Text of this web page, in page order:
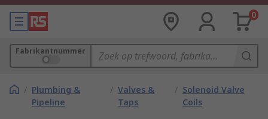
0
Fabrikantnummer
/ Plumbing &
Pipeline
/ Valves &
Taps
/ Solenoid Valve
Coils